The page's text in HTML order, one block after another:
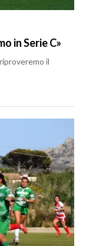
in Serie C»
il